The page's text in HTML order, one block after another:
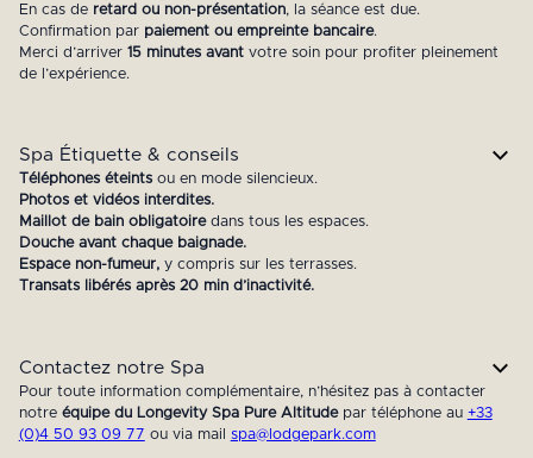
En cas de retard ou non-présentation, la séance est due.
Confirmation par paiement ou empreinte bancaire.
Merci d’arriver 15 minutes avantvotre soin pour profiter pleinement
de l’expérience.
Spa Étiquette & conseils
Téléphones éteints ou en mode silencieux.
Photos et vidéos interdites.
Maillot de bain obligatoire dans tous les espaces.
Douche avant chaque baignade.
Espace non-fumeur,y compris sur les terrasses.
Transats libérés après 20 min d’inactivité.
Contactez notre Spa
Pour toute information complémentaire, n’hésitez pas à contacter
notre équipe du Longevity Spa Pure Altitude par téléphone au +33
(0)4 50 93 09 77 ou via mail spa@lodgepark.com